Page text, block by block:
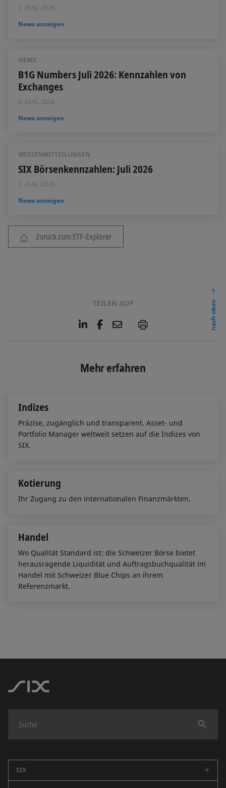
7. AUG. 2026
News anzeigen
NEWS
B1G Numbers Juli 2026: Kennzahlen von
Exchanges
4. AUG. 2026
News anzeigen
MEDIENMITTEILUNGEN
SIX Börsenkennzahlen: Juli 2026
3. AUG. 2026
News anzeigen
Zurück zum ETF-Explorer
TEILEN AUF
L
e
d
F
o
E
l
P
nach oben
Mehr erfahren
Indizes
Präzise, zugänglich und transparent. Asset- und
Portfolio Manager weltweit setzen auf die Indizes von
SIX.
Kotierung
Ihr Zugang zu den internationalen Finanzmärkten.
Handel
Wo Qualität Standard ist: die Schweizer Börse bietet
herausragende Liquidität und Auftragsbuchqualität im
Handel mit Schweizer Blue Chips an ihrem
Referenzmarkt.
Finden
SIX